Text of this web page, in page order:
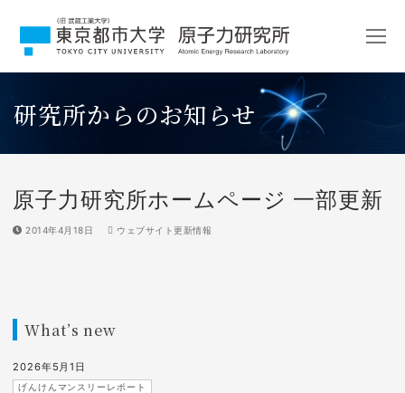
研究所からのお知らせ
原子力研究所ホームページ 一部更新
2014年4月18日 ウェブサイト更新情報
What’s new
げんけんマンスリーレポート
2026年5月1日